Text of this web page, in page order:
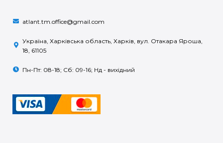
atlant.tm.office@gmail.com
Україна, Харківська область, Харків, вул. Отакара Яроша,
18, 61105
Пн-Пт: 08-18; Сб: 09-16; Нд - вихідний